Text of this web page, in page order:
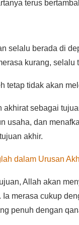
terus
selalu berada di
kurang,
tetap tidak akan
sebagai
usaha, dan
akhir.
dalam Urusan
Allah akan
merasa cukup
penuh dengan